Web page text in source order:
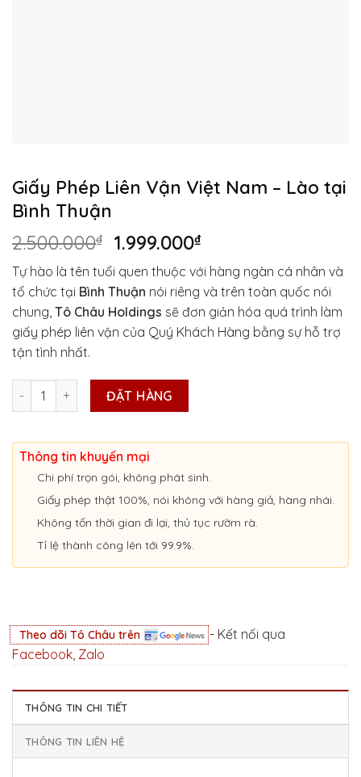
Giấy Phép Liên Vận Việt Nam – Lào tại
Bình Thuận
2.500.000₫
Giá
gốc
là:
2.500.000₫.
1.999.000₫Giá
hiện
tại
là:
1.999.000₫.
Tự hào là tên tuổi quen thuộc với hàng ngàn cá nhân và
tổ chức tại Bình Thuận nói riêng và trên toàn quốc nói
chung, Tô Châu Holdings sẽ đơn giản hóa quá trình làm
giấy phép liên vận của Quý Khách Hàng bằng sự hỗ trợ
tận tình nhất.
Giấy Phép Liên Vận Việt Nam - Lào tại Bình Thuận số lượng
ĐẶT HÀNG
Thông tin khuyến mại
Chi phí trọn gói, không phát sinh.
Giấy phép thật 100%, nói không với hàng giả, hàng nhái.
Không tốn thời gian đi lại, thủ tục rườm rà.
Tỉ lệ thành công lên tới 99.9%.
Theo dõi Tô Châu trên
- Kết nối qua
Facebook Zalo
THÔNG TIN CHI TIẾT
THÔNG TIN LIÊN HỆ